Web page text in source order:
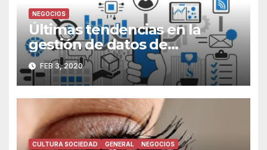
NEGOCIOS
Últimas tendencias en la
gestión de datos de
información
FEB 3, 2020
CULTURA SOCIEDAD GENERAL NEGOCIOS